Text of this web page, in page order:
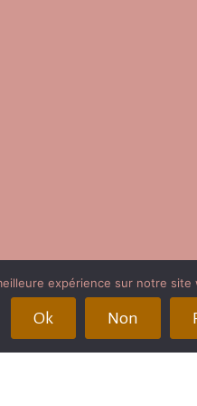
expérience sur notre
Ok Non